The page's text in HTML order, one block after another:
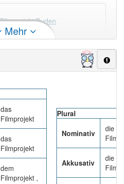
Filmprojekt Duden
: 1
aber mit einem
Mehr
das
Filmprojekt
das
Filmprojekt
dem
Filmprojekt ,
Plural
Nominativ
die
Akkusativ
die